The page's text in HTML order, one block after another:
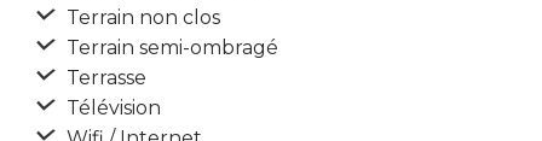
Terrain non clos
Terrain semi-ombragé
Terrasse
Télévision